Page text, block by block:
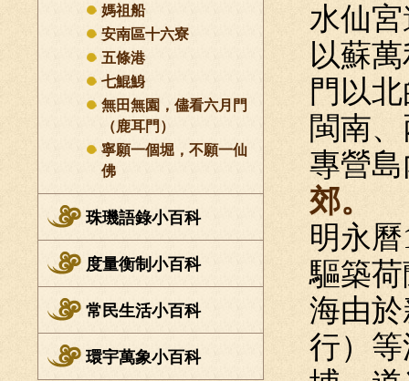
媽祖船
安南區十六寮
五條港
七鯤鯓
無田無園，儘看六月門
（鹿耳門）
寧願一個堀，不願一仙
佛
珠璣語錄小百科
度量衡制小百科
常民生活小百科
環宇萬象小百科
水仙
以蘇
門以
閩南
專營
郊。
明永
驅築
海由
行）